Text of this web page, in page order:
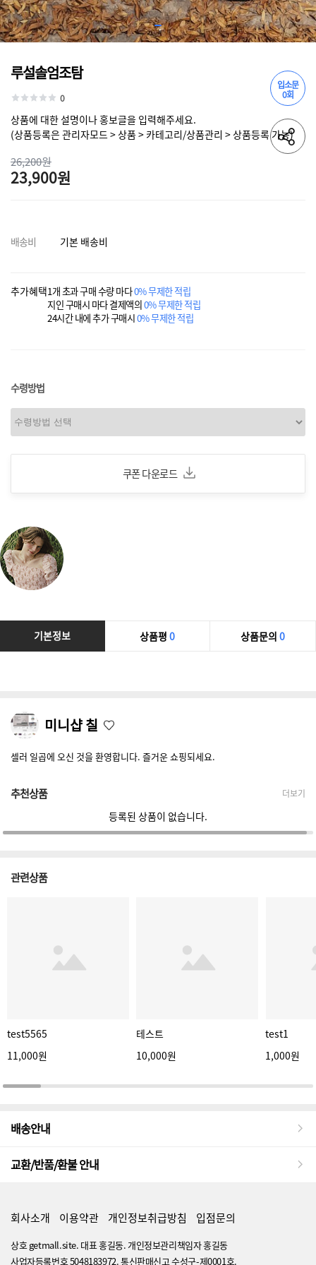
입소문
0회
루설솔엄조탐
0
상품에 대한 설명이나 홍보글을 입력해주세요.
(상품등록은 관리자모드 > 상품 > 카테고리/상품관리 > 상품등록 가능)
26,200원
23,900원
배송비 기본 배송비
추가혜택1개 초과 구매 수량 마다0% 무제한 적립
지인 구매시 마다 결제액의0% 무제한 적립
24시간 내에 추가 구매시0% 무제한 적립
수령방법
쿠폰 다운로드
기본정보 상품평 0 상품문의 0
미니샵 칠
셀러 일곱에 오신 것을 환영합니다. 즐거운 쇼핑되세요.
추천상품 더보기
등록된 상품이 없습니다.
관련상품
test5565
11,000원
테스트
10,000원
test1
1,000원
배송안내
교환/반품/환불 안내
회사소개 이용약관 개인정보취급방침 입점문의
상호 getmall.site. 대표 홍길동. 개인정보관리책임자 홍길동
사업자등록번호 5048183972. 통신판매신고 수성구-제0001호.